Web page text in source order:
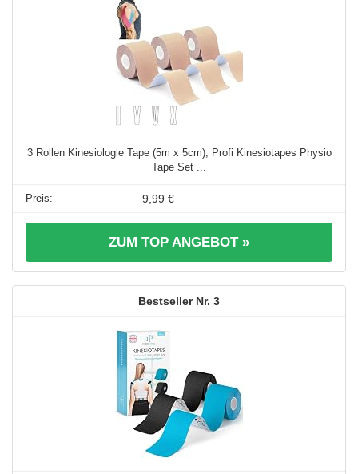
3 Rollen Kinesiologie Tape (5m x 5cm), Profi Kinesiotapes Physio
Tape Set ...
9,99 €
ZUM TOP ANGEBOT »
3